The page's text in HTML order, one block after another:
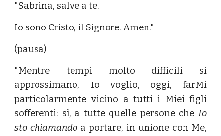
"Sabrina, salve a te.
Io sono Cristo, il Signore. Amen."
(pausa)
"Mentre tempi molto difficili si
approssimano, Io voglio, oggi, farMi
particolarmente vicino a tutti i Miei figli
sofferenti: sì, a tutte quelle persone che Io
sto chiamando a portare, in unione con Me,